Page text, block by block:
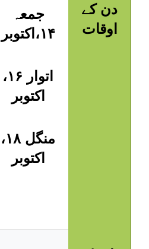
دن کے
اوقات
جمعہ
۱۴،اکتوبر
اتوار ۱۶،
اکتوبر
منگل ۱۸،
اکتوبر